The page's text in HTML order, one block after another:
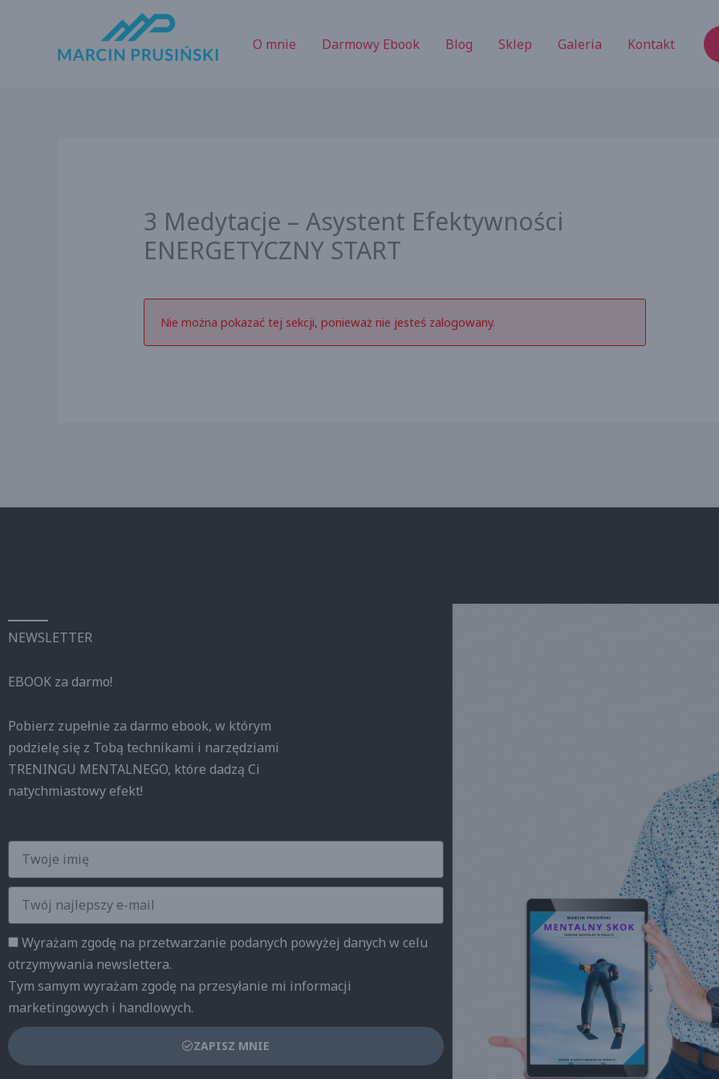
O mnie Darmowy Ebook Blog Sklep Galeria Kontakt
3 Medytacje – Asystent Efektywności
ENERGETYCZNY START
Nie można pokazać tej sekcji, ponieważ nie jesteś zalogowany.
NEWSLETTER
EBOOK za darmo!
Pobierz zupełnie za darmo ebook, w którym
podzielę się z Tobą technikami i narzędziami
TRENINGU MENTALNEGO, które dadzą Ci
natychmiastowy efekt!
Imię
Twój
najlepszy
e-
mail
Zgody
Wyrażam zgodę na prze­twa­rza­nie po­da­nych powyżej danych w celu
otrzy­my­wa­nia new­slet­tera.
Tym samym wyrażam zgodę na przesyłanie mi informacji
marketingowych i handlowych.
ZAPISZ MNIE